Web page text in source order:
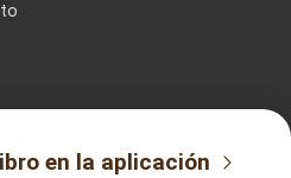
en la aplicación